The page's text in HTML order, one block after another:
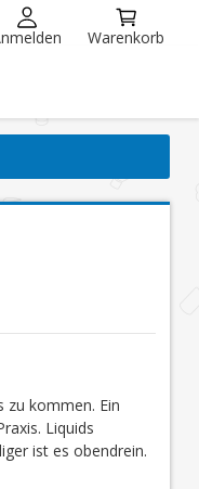
Warenkorb
zu kommen. Ein
Liquids
ist es obendrein.